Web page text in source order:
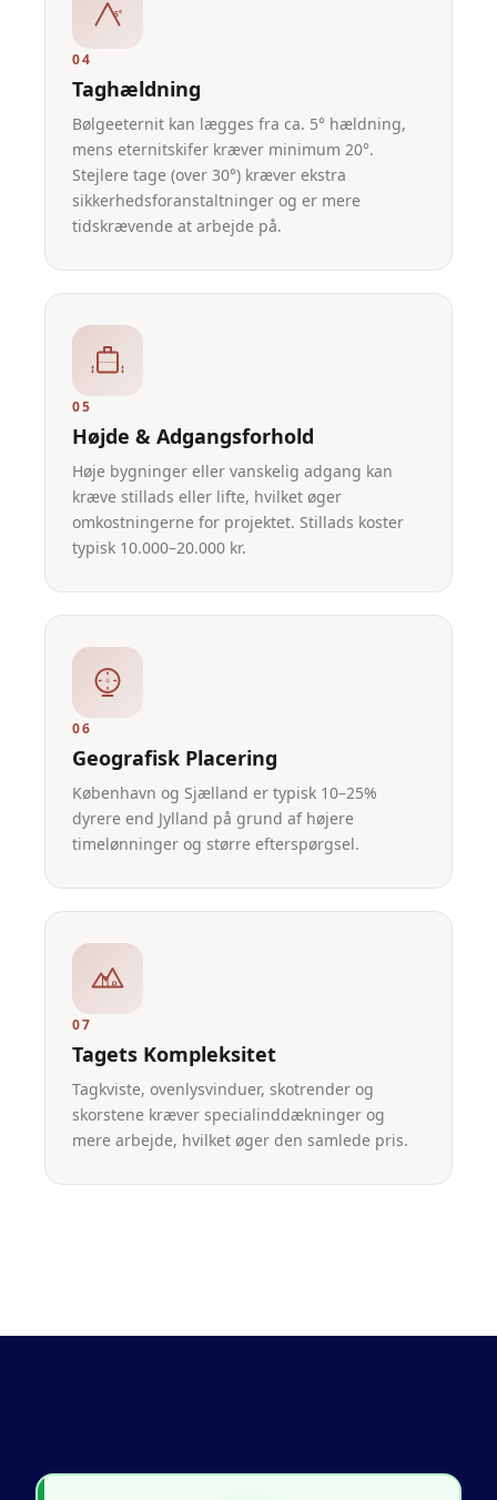
5°
04
Taghældning
Bølgeeternit kan lægges fra ca. 5° hældning,
mens eternitskifer kræver minimum 20°.
Stejlere tage (over 30°) kræver ekstra
sikkerhedsforanstaltninger og er mere
tidskrævende at arbejde på.
05
Højde & Adgangsforhold
Høje bygninger eller vanskelig adgang kan
kræve stillads eller lifte, hvilket øger
omkostningerne for projektet. Stillads koster
typisk 10.000–20.000 kr.
06
Geografisk Placering
København og Sjælland er typisk 10–25%
dyrere end Jylland på grund af højere
timelønninger og større efterspørgsel.
07
Tagets Kompleksitet
Tagkviste, ovenlysvinduer, skotrender og
skorstene kræver specialinddækninger og
mere arbejde, hvilket øger den samlede pris.